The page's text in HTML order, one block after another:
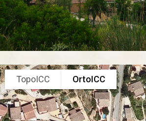
TopoICC OrtoICC